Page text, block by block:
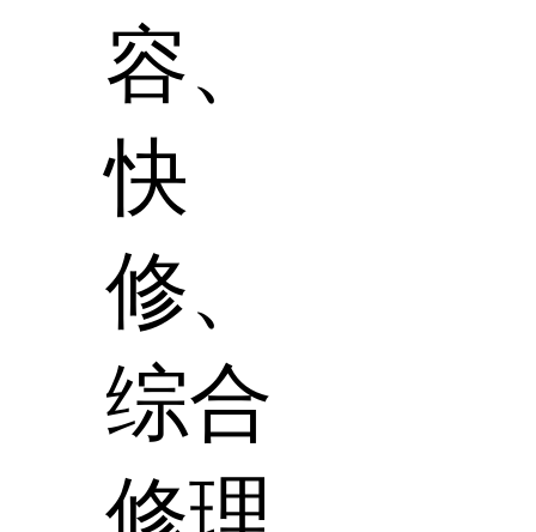
容、
快
修、
综合